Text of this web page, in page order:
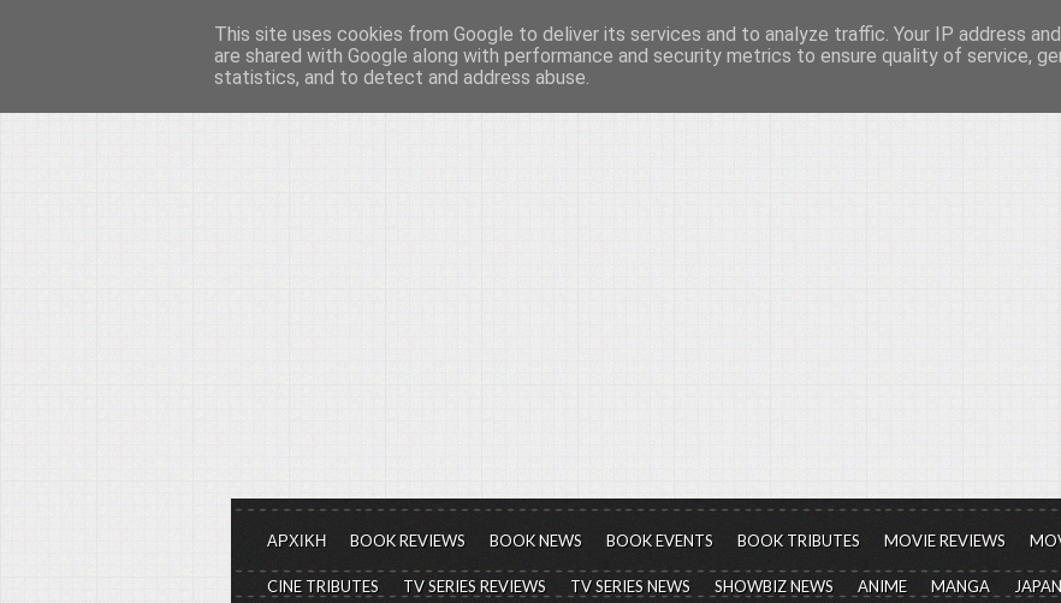
Το μεγαλείο των Τεχνών...
Είμαστε πάντα εδώ για να μιλάμε για τον πολιτισμό, σε κάθε του μορφή και έκταση...
ΑΡΧΙΚΗ BOOK REVIEWS BOOK NEWS BOOK EVENTS BOOK TRIBUTES MOVIE REVIEWS
CINE TRIBUTES TV SERIES REVIEWS TV SERIES NEWS SHOWBIZ NEWS ANIME MANGA
This site uses cookies from Google to deliver its services and to analyze traffic. Your IP address
are shared with Google along with performance and security metrics to ensure quality of service,
statistics, and to detect and address abuse.